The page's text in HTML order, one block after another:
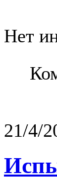
Нет
21/4/